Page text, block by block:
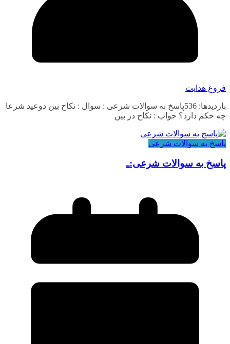
فروغ هدایت
بازدیدها: 536پاسخ به سوالات شرعی : سوال : نکاح بین دوعید شرعا
چه حکم دارد؟ جواب : نکاح در بین
پاسخ به سوالات شرعی
پاسخ به سوالات شرعی:ـ